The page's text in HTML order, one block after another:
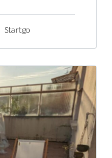
Startgo